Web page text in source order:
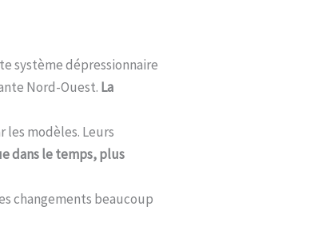
système dépressionnaire
Nord-Ouest. La
les modèles. Leurs
dans le temps, plus
changements beaucoup